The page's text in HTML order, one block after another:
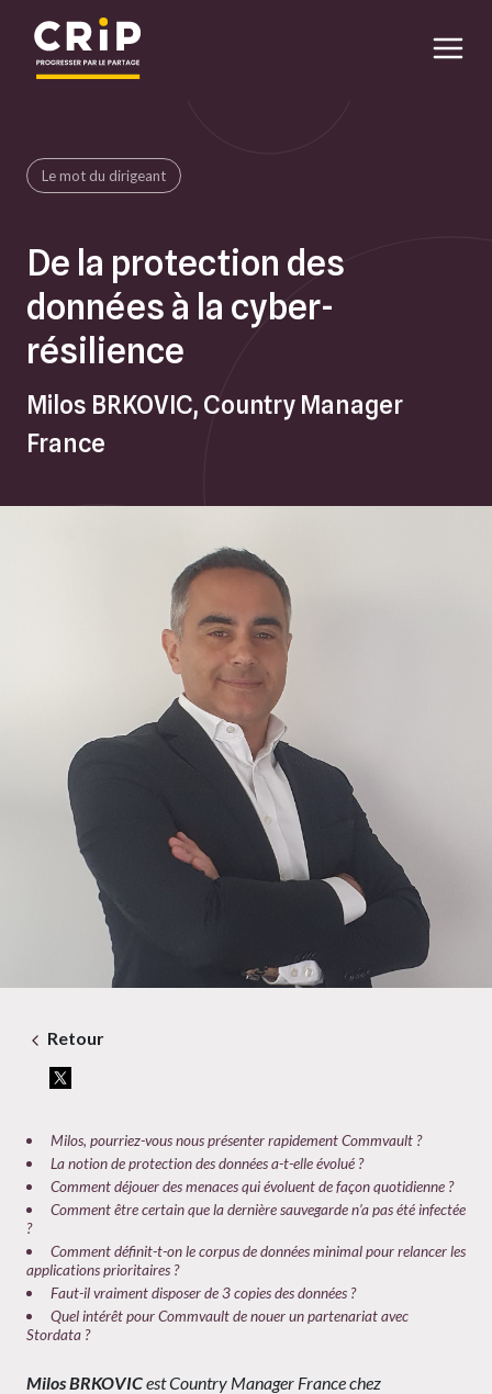
Le mot du dirigeant
De la protection des
données à la cyber-
résilience
Milos BRKOVIC, Country Manager
France
Retour
Milos, pourriez-vous nous présenter rapidement Commvault ?
La notion de protection des données a-t-elle évolué ?
Comment déjouer des menaces qui évoluent de façon quotidienne ?
Comment être certain que la dernière sauvegarde n’a pas été infectée
?
Comment définit-t-on le corpus de données minimal pour relancer les
applications prioritaires ?
Faut-il vraiment disposer de 3 copies des données ?
Quel intérêt pour Commvault de nouer un partenariat avec
Stordata ?
Milos BRKOVICest Country Manager France chez